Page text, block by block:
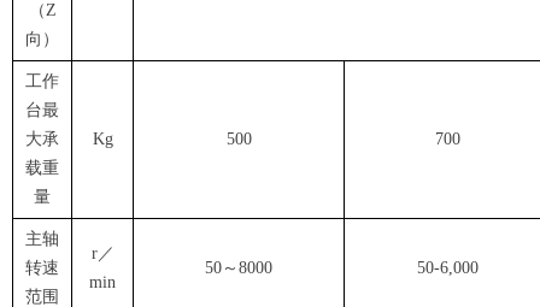
（Z
向）
工作
台最
大承
载重
量
Kg 500 700
主轴
转速
范围
r／
min
50～8000 50-6,000